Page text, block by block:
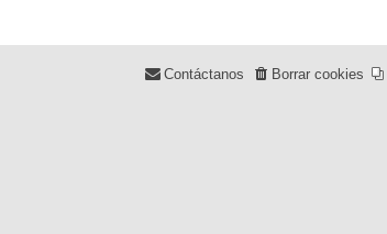
Borrar cookies
Contáctanos